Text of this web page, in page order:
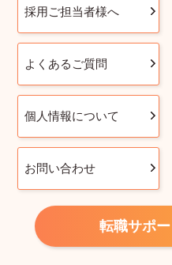
採用ご担当者様へ
よくあるご質問
個人情報について
お問い合わせ
転職サポ